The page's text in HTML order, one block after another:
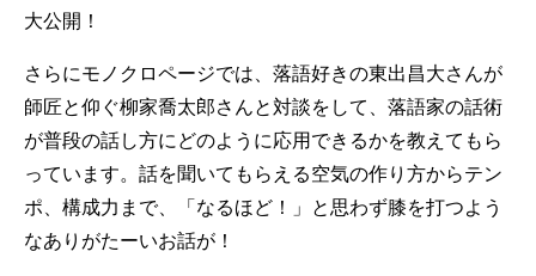
大公開！
さらにモノクロページでは、落語好きの東出昌大さんが
師匠と仰ぐ柳家喬太郎さんと対談をして、落語家の話術
が普段の話し方にどのように応用できるかを教えてもら
っています。話を聞いてもらえる空気の作り方からテン
ポ、構成力まで、「なるほど！」と思わず膝を打つよう
なありがたーいお話が！